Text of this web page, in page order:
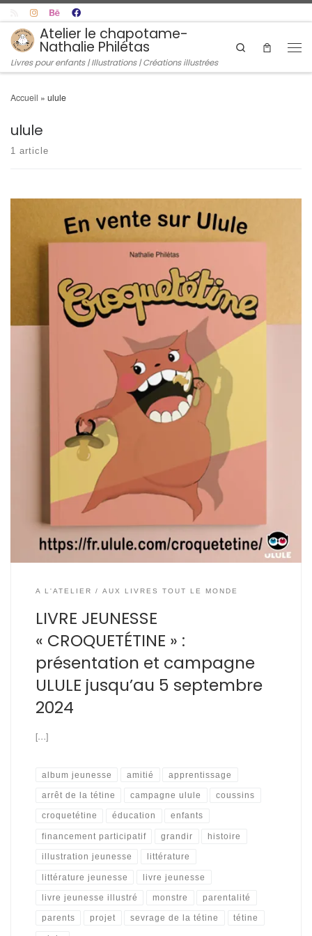
Skip to content
Atelier le chapotame-
Nathalie Philétas
Livres pour enfants | Illustrations | Créations illustrées
Search
Accueil » ulule
ulule
1 article
A L'ATELIER AUX LIVRES TOUT LE MONDE
LIVRE JEUNESSE
« CROQUETÉTINE » :
présentation et campagne
ULULE jusqu’au 5 septembre
2024
[…]
album jeunesse amitié apprentissage
arrêt de la tétine campagne ulule coussins
croquetétine éducation enfants
financement participatif grandir histoire
illustration jeunesse littérature
littérature jeunesse livre jeunesse
livre jeunesse illustré monstre parentalité
parents projet sevrage de la tétine tétine